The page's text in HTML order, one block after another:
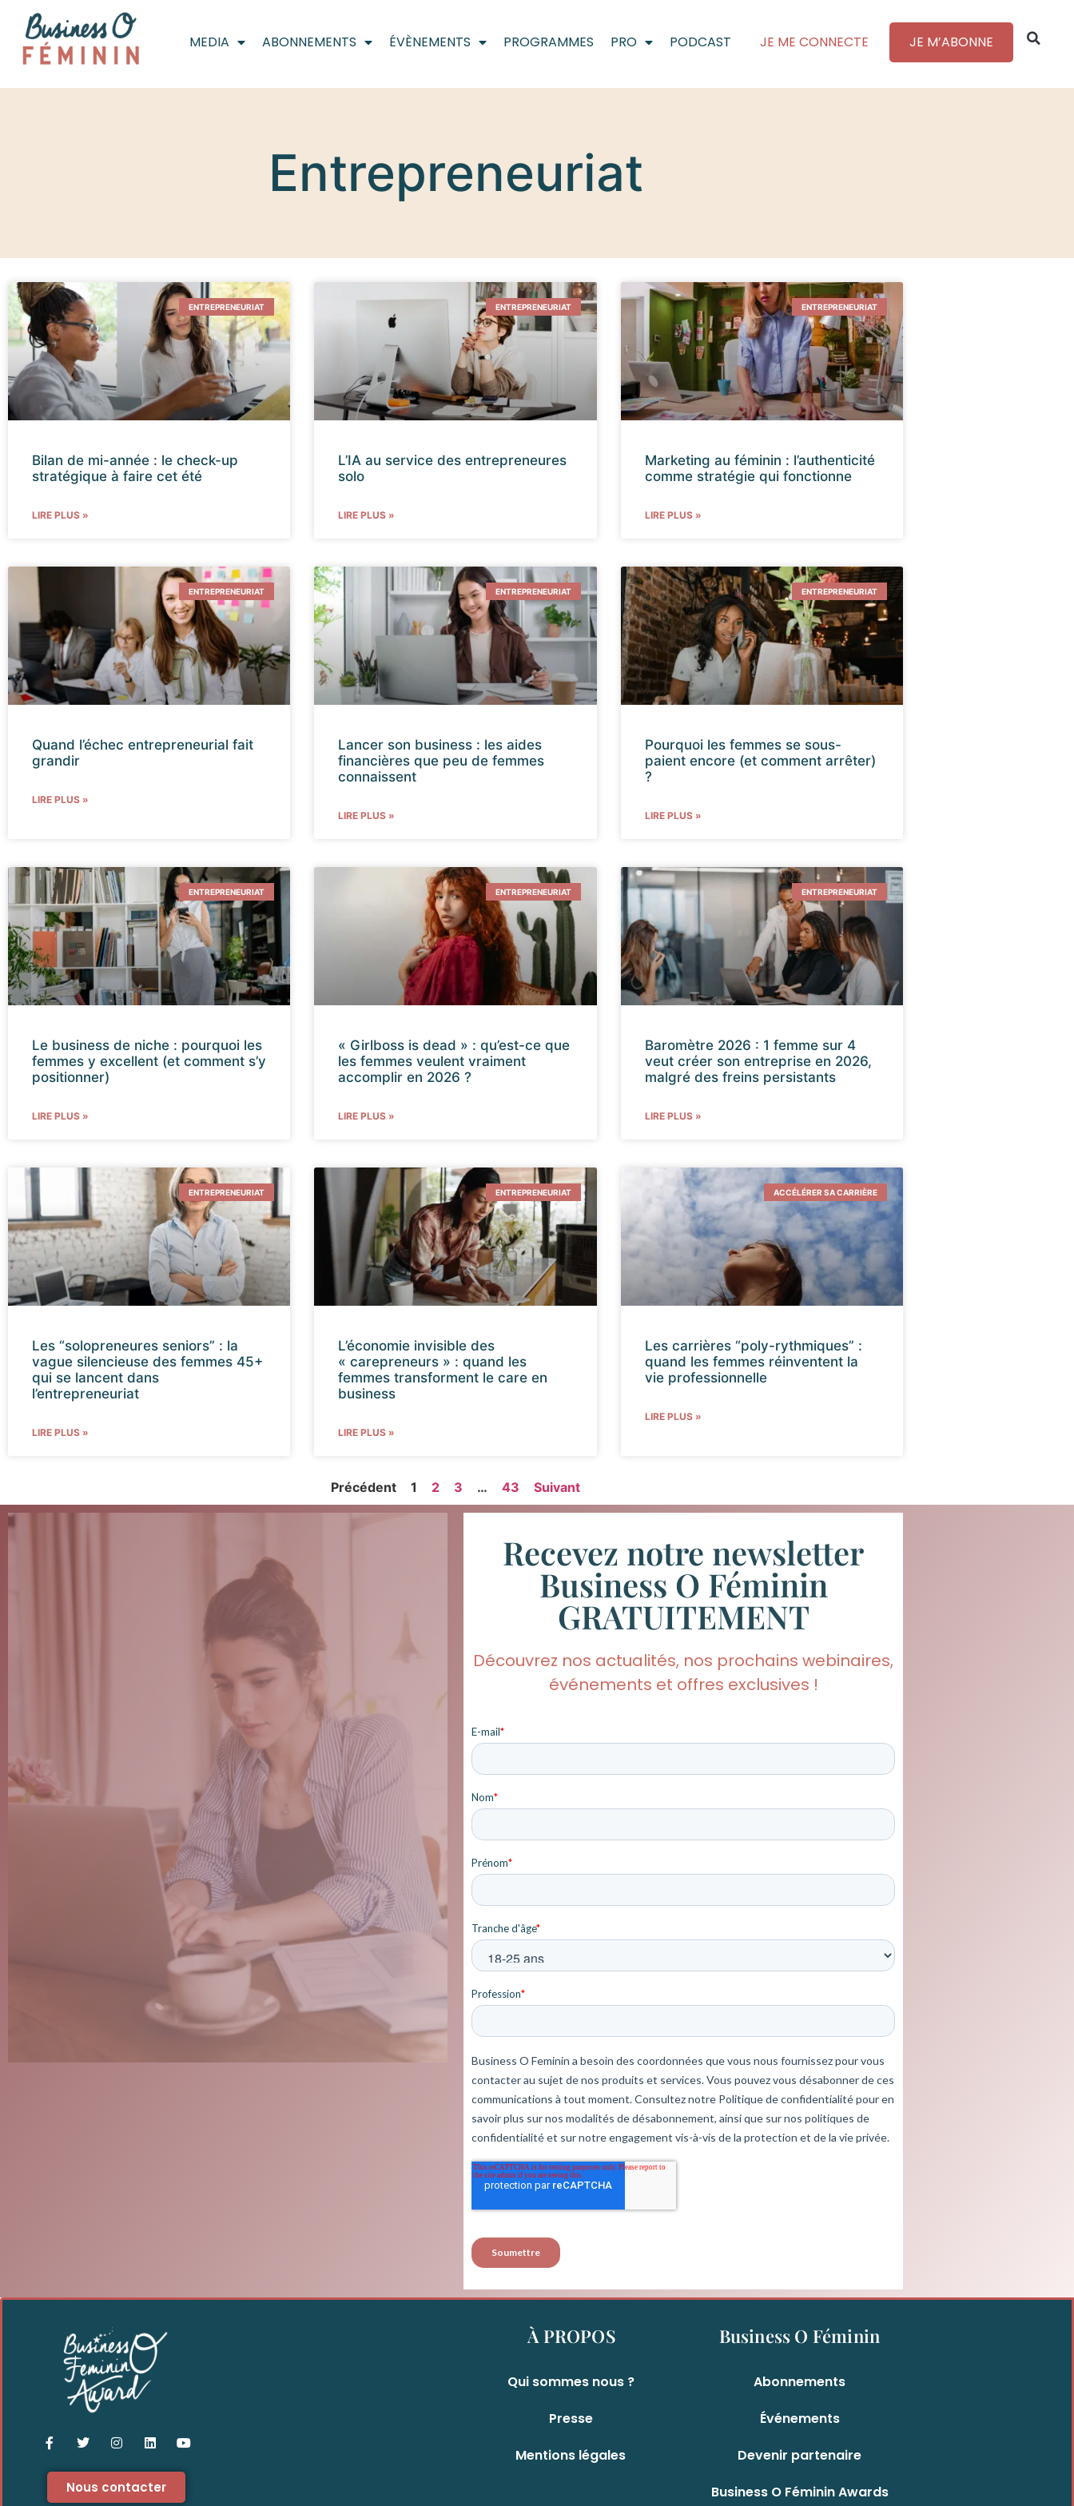
MEDIA ABONNEMENTS ÉVÈNEMENTS PROGRAMMES PRO PODCAST JE ME CONNECTE JE M’ABONNE
Entrepreneuriat
ENTREPRENEURIAT
Bilan de mi-année : le check-up
stratégique à faire cet été
LIRE PLUS »
ENTREPRENEURIAT
L’IA au service des entrepreneures
solo
LIRE PLUS »
ENTREPRENEURIAT
Marketing au féminin : l’authenticité
comme stratégie qui fonctionne
LIRE PLUS »
ENTREPRENEURIAT
Quand l’échec entrepreneurial fait
grandir
LIRE PLUS »
ENTREPRENEURIAT
Lancer son business : les aides
financières que peu de femmes
connaissent
LIRE PLUS »
ENTREPRENEURIAT
Pourquoi les femmes se sous-
paient encore (et comment arrêter)
?
LIRE PLUS »
ENTREPRENEURIAT
Le business de niche : pourquoi les
femmes y excellent (et comment s’y
positionner)
LIRE PLUS »
ENTREPRENEURIAT
« Girlboss is dead » : qu’est-ce que
les femmes veulent vraiment
accomplir en 2026 ?
LIRE PLUS »
ENTREPRENEURIAT
Baromètre 2026 : 1 femme sur 4
veut créer son entreprise en 2026,
malgré des freins persistants
LIRE PLUS »
ENTREPRENEURIAT
Les “solopreneures seniors” : la
vague silencieuse des femmes 45+
qui se lancent dans
l’entrepreneuriat
LIRE PLUS »
ENTREPRENEURIAT
L’économie invisible des
« carepreneurs » : quand les
femmes transforment le care en
business
LIRE PLUS »
ACCÉLÉRER SA CARRIÈRE
Les carrières “poly-rythmiques” :
quand les femmes réinventent la
vie professionnelle
LIRE PLUS »
Précédent 1 2 3 … 43 Suivant
Recevez notre newsletter
Business O Féminin
GRATUITEMENT
Découvrez nos actualités, nos prochains webinaires,
événements et offres exclusives !
Nous contacter
À PROPOS
Qui sommes nous ?
Presse
Mentions légales
Business O Féminin
Abonnements
Événements
Devenir partenaire
Business O Féminin Awards